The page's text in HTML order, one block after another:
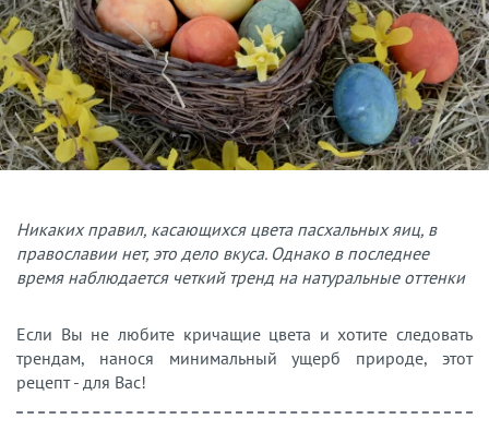
Никаких правил, касающихся цвета пасхальных яиц, в
православии нет, это дело вкуса. Однако в последнее
время наблюдается четкий тренд на натуральные оттенки
Если Вы не любите кричащие цвета и хотите следовать
трендам, нанося минимальный ущерб природе, этот
рецепт - для Вас!